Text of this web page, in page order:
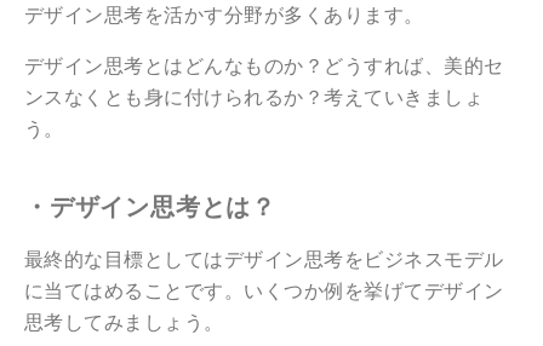
デザイン思考を活かす分野が多くあります。
デザイン思考とはどんなものか？どうすれば、美的セ
ンスなくとも身に付けられるか？考えていきましょ
う。
・デザイン思考とは？
最終的な目標としてはデザイン思考をビジネスモデル
に当てはめることです。いくつか例を挙げてデザイン
思考してみましょう。